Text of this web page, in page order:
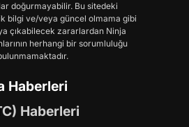
doğurmayabilir. Bu sitedeki
bilgi ve/veya güncel olmama gibi
çıkabilecek zararlardan Ninja
herhangi bir sorumluluğu
Haberleri
Haberleri